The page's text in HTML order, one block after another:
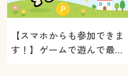
【スマホからも参加できま
す！】ゲームで遊んで最大